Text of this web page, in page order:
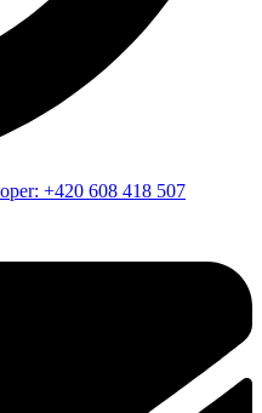
+420 608 418 507